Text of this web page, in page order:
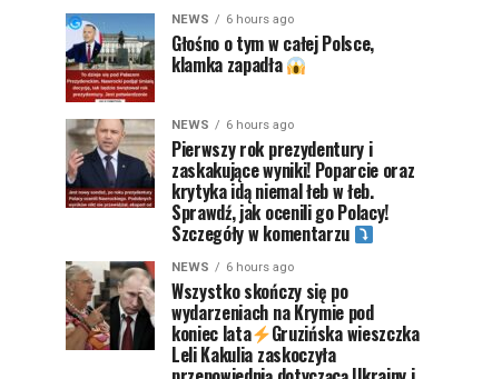
NEWS 6 hours ago
Głośno o tym w całej Polsce,
klamka zapadła
NEWS 6 hours ago
Pierwszy rok prezydentury i
zaskakujące wyniki! Poparcie oraz
krytyka idą niemal łeb w łeb.
Sprawdź, jak ocenili go Polacy!
Szczegóły w komentarzu
NEWS 6 hours ago
Wszystko skończy się po
wydarzeniach na Krymie pod
koniec lata Gruzińska wieszczka
Leli Kakulia zaskoczyła